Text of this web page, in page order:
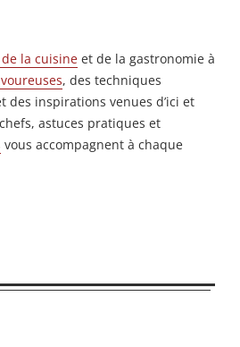
de la cuisine et de la gastronomie à
, des techniques
des inspirations venues d’ici et
astuces pratiques et
vous accompagnent à chaque